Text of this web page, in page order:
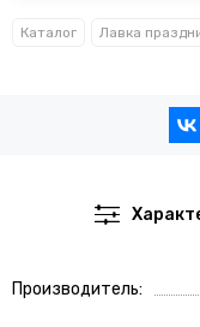
Каталог Лавка
Производитель